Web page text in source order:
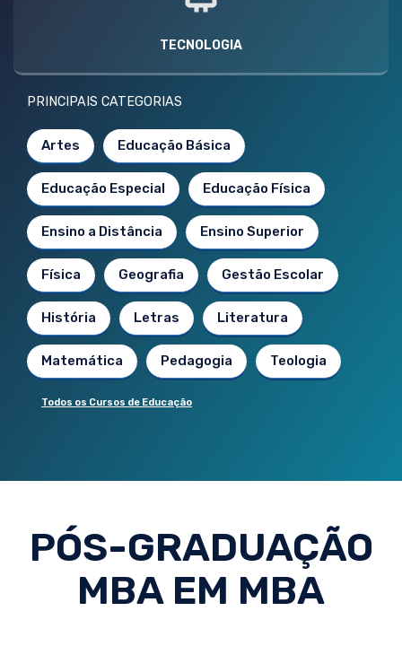
TECNOLOGIA
PRINCIPAIS CATEGORIAS
Artes Educação Básica
Educação Especial Educação Física
Ensino a Distância Ensino Superior
Física Geografia Gestão Escolar
História Letras Literatura
Matemática Pedagogia Teologia
Todos os Cursos de Educação
PÓS-GRADUAÇÃO
MBA EM MBA